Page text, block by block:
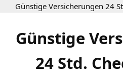
Günstige Versicherungen 24
Günstige
24 Std.